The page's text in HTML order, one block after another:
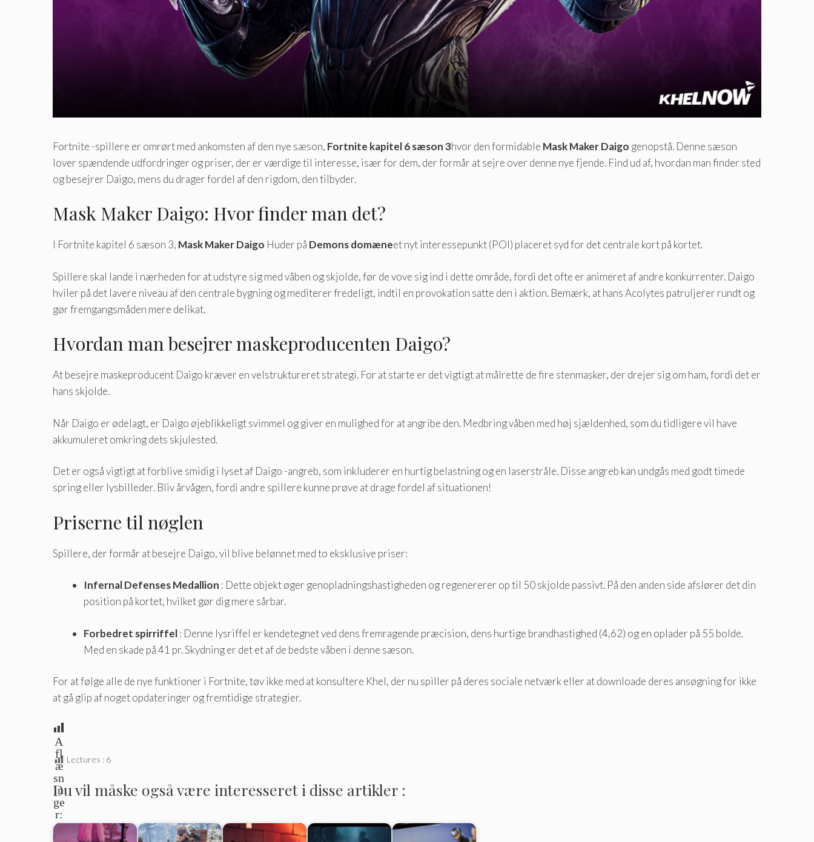
Fortnite -spillere er omrørt med ankomsten af ​​den nye sæson, Fortnite kapitel 6 sæson 3hvor den formidable Mask Maker Daigo genopstå. Denne sæson
lover spændende udfordringer og priser, der er værdige til interesse, især for dem, der formår at sejre over denne nye fjende. Find ud af, hvordan man finder sted
og besejrer Daigo, mens du drager fordel af den rigdom, den tilbyder.
Mask Maker Daigo: Hvor finder man det?
I Fortnite kapitel 6 sæson 3, Mask Maker Daigo Huder på Demons domæneet nyt interessepunkt (POI) placeret syd for det centrale kort på kortet.
Spillere skal lande i nærheden for at udstyre sig med våben og skjolde, før de vove sig ind i dette område, fordi det ofte er animeret af andre konkurrenter. Daigo
hviler på det lavere niveau af den centrale bygning og mediterer fredeligt, indtil en provokation satte den i aktion. Bemærk, at hans Acolytes patruljerer rundt og
gør fremgangsmåden mere delikat.
Hvordan man besejrer maskeproducenten Daigo?
At besejre maskeproducent Daigo kræver en velstruktureret strategi. For at starte er det vigtigt at målrette de fire stenmasker, der drejer sig om ham, fordi det er
hans skjolde.
Når Daigo er ødelagt, er Daigo øjeblikkeligt svimmel og giver en mulighed for at angribe den. Medbring våben med høj sjældenhed, som du tidligere vil have
akkumuleret omkring dets skjulested.
Det er også vigtigt at forblive smidig i lyset af Daigo -angreb, som inkluderer en hurtig belastning og en laserstråle. Disse angreb kan undgås med godt timede
spring eller lysbilleder. Bliv årvågen, fordi andre spillere kunne prøve at drage fordel af situationen!
Priserne til nøglen
Spillere, der formår at besejre Daigo, vil blive belønnet med to eksklusive priser:
Infernal Defenses Medallion : Dette objekt øger genopladningshastigheden og regenererer op til 50 skjolde passivt. På den anden side afslører det din
position på kortet, hvilket gør dig mere sårbar.
Forbedret spirriffel: Denne lysriffel er kendetegnet ved dens fremragende præcision, dens hurtige brandhastighed (4,62) og en oplader på 55 bolde.
Med en skade på 41 pr. Skydning er det et af de bedste våben i denne sæson.
For at følge alle de nye funktioner i Fortnite, tøv ikke med at konsultere Khel, der nu spiller på deres sociale netværk eller at downloade deres ansøgning for ikke
at gå glip af noget opdateringer og fremtidige strategier.
A
fl
æ
sn
in
ge
r:
0
Lectures : 6
Du vil måske også være interesseret i disse artikler :